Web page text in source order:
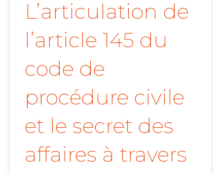
L’articulation de
l’article 145 du
code de
procédure civile
et le secret des
affaires à travers